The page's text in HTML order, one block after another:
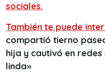
sociales.
También te puede
compartió tierno
hija y cautivó en redes
linda»